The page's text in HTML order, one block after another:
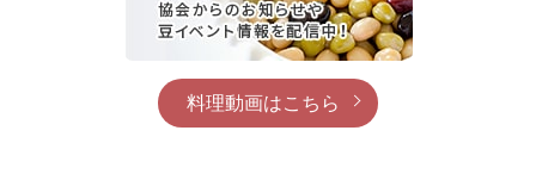
料理動画はこちら